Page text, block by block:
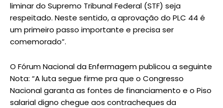
liminar do Supremo Tribunal Federal (STF) seja
respeitado. Neste sentido, a aprovação do PLC 44 é
um primeiro passo importante e precisa ser
comemorado”.
O Fórum Nacional da Enfermagem publicou a seguinte
Nota: “A luta segue firme pra que o Congresso
Nacional garanta as fontes de financiamento e o Piso
salarial digno chegue aos contracheques da